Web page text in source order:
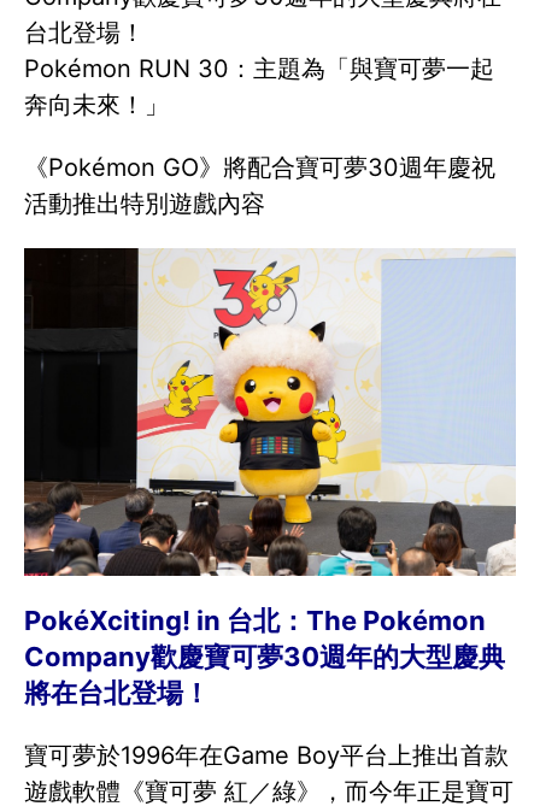
台北登場！
Pokémon RUN 30：主題為「與寶可夢一起
奔向未來！」
《Pokémon GO》將配合寶可夢30週年慶祝
活動推出特別遊戲內容
PokéXciting! in 台北：The Pokémon
Company歡慶寶可夢30週年的大型慶典
將在台北登場！
寶可夢於1996年在Game Boy平台上推出首款
遊戲軟體《寶可夢 紅／綠》，而今年正是寶可